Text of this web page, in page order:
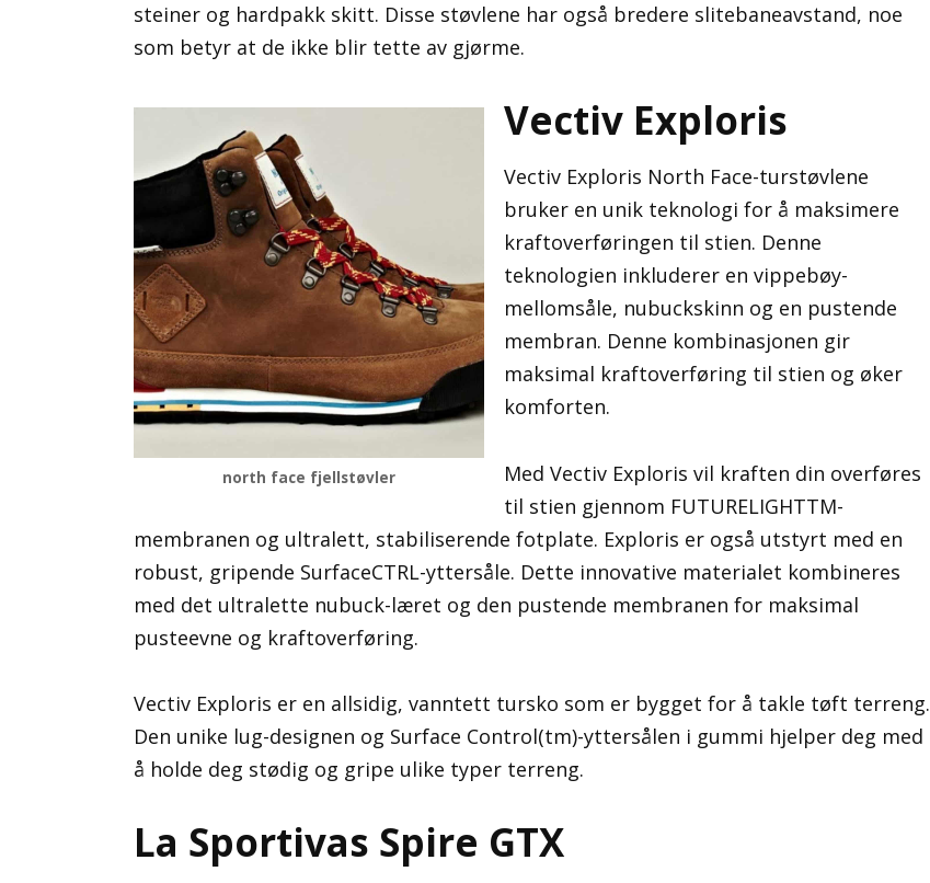
steiner og hardpakk skitt. Disse støvlene har også bredere slitebaneavstand, noe
som betyr at de ikke blir tette av gjørme.
north face fjellstøvler
Vectiv Exploris
Vectiv Exploris North Face-turstøvlene
bruker en unik teknologi for å maksimere
kraftoverføringen til stien. Denne
teknologien inkluderer en vippebøy-
mellomsåle, nubuckskinn og en pustende
membran. Denne kombinasjonen gir
maksimal kraftoverføring til stien og øker
komforten.
Med Vectiv Exploris vil kraften din overføres
til stien gjennom FUTURELIGHTTM-
membranen og ultralett, stabiliserende fotplate. Exploris er også utstyrt med en
robust, gripende SurfaceCTRL-yttersåle. Dette innovative materialet kombineres
med det ultralette nubuck-læret og den pustende membranen for maksimal
pusteevne og kraftoverføring.
Vectiv Exploris er en allsidig, vanntett tursko som er bygget for å takle tøft terreng.
Den unike lug-designen og Surface Control(tm)-yttersålen i gummi hjelper deg med
å holde deg stødig og gripe ulike typer terreng.
La Sportivas Spire GTX